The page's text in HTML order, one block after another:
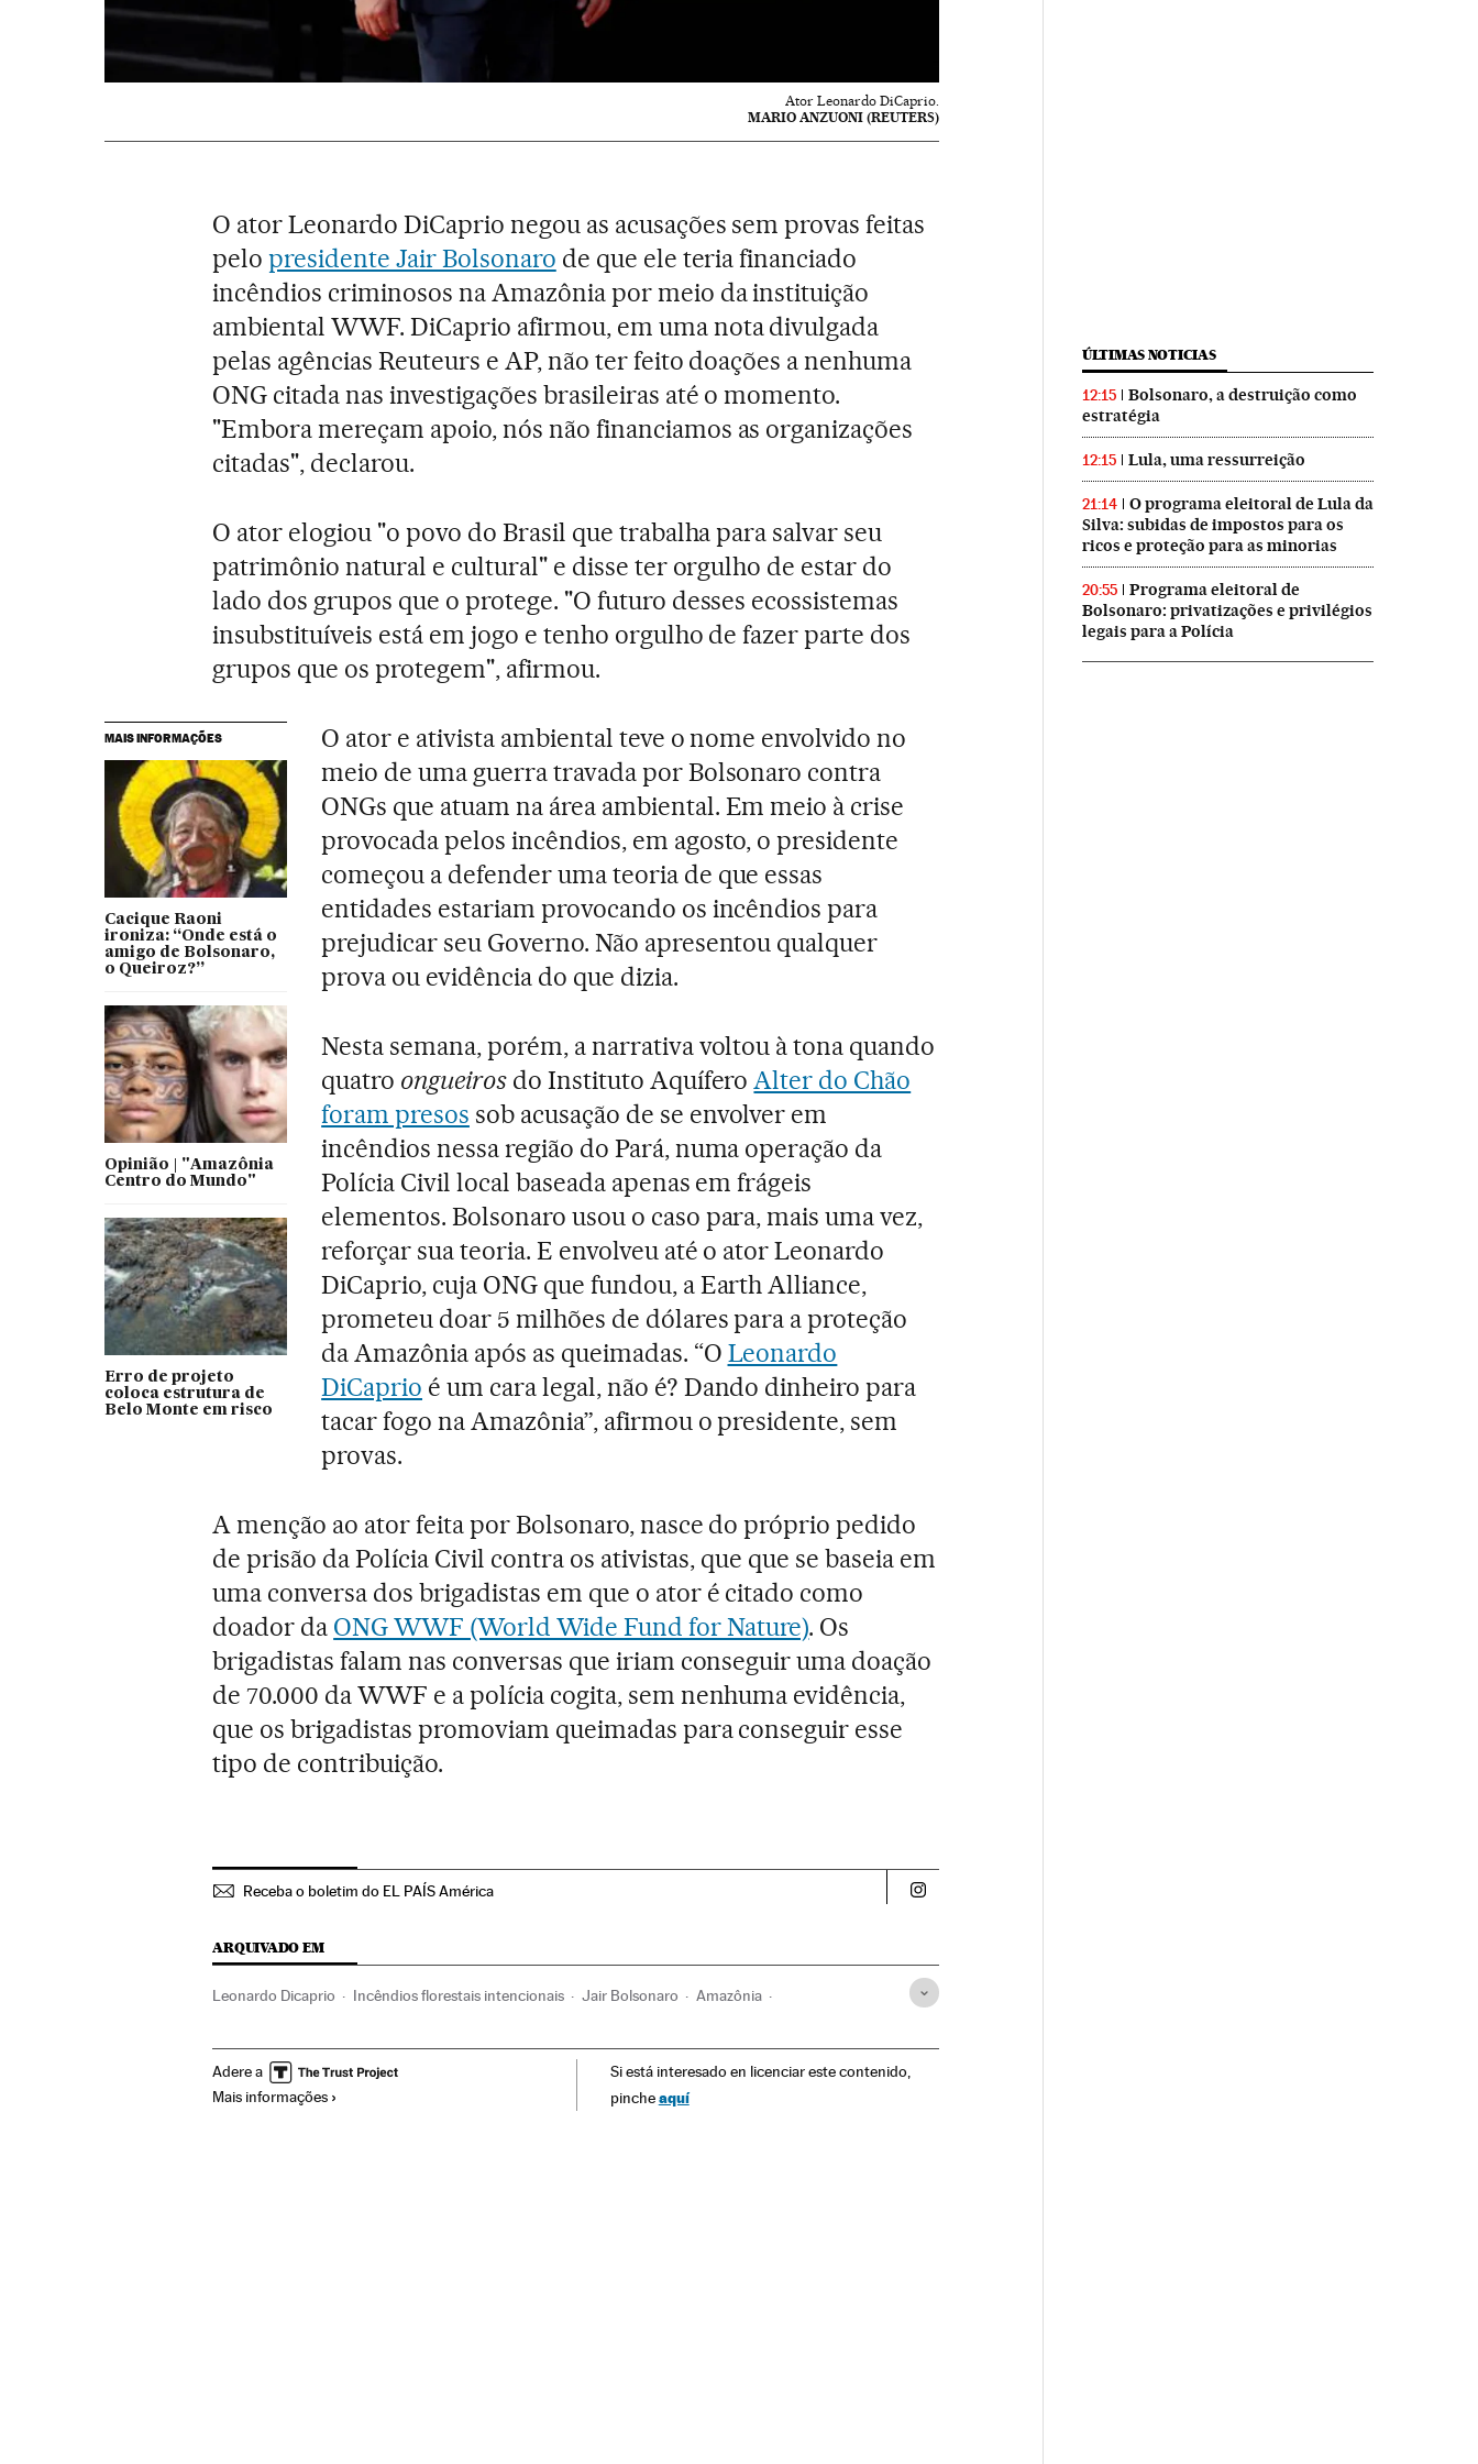
Ator Leonardo DiCaprio.
MARIO ANZUONI (REUTERS)
O ator Leonardo DiCaprio negou as acusações sem provas feitas
pelopresidente Jair Bolsonaro de que ele teria financiado
incêndios criminosos na Amazônia por meio da instituição
ambiental WWF. DiCaprio afirmou, em uma nota divulgada
pelas agências Reuteurs e AP, não ter feito doações a nenhuma
ONG citada nas investigações brasileiras até o momento.
"Embora mereçam apoio, nós não financiamos as organizações
citadas", declarou.
O ator elogiou "o povo do Brasil que trabalha para salvar seu
patrimônio natural e cultural" e disse ter orgulho de estar do
lado dos grupos que o protege. "O futuro desses ecossistemas
insubstituíveis está em jogo e tenho orgulho de fazer parte dos
grupos que os protegem", afirmou.
MAIS INFORMAÇÕES
Cacique Raoni
ironiza: “Onde está o
amigo de Bolsonaro,
o Queiroz?”
Opinião | "Amazônia
Centro do Mundo"
Erro de projeto
coloca estrutura de
Belo Monte em risco
O ator e ativista ambiental teve o nome envolvido no
meio de uma guerra travada por Bolsonaro contra
ONGs que atuam na área ambiental. Em meio à crise
provocada pelos incêndios, em agosto, o presidente
começou a defender uma teoria de que essas
entidades estariam provocando os incêndios para
prejudicar seu Governo. Não apresentou qualquer
prova ou evidência do que dizia.
Nesta semana, porém, a narrativa voltou à tona quando
quatro ongueirosdo Instituto AquíferoAlter do Chão
foram presos sob acusação de se envolver em
incêndios nessa região do Pará, numa operação da
Polícia Civil local baseada apenas em frágeis
elementos. Bolsonaro usou o caso para, mais uma vez,
reforçar sua teoria. E envolveu até o ator Leonardo
DiCaprio, cuja ONG que fundou, a Earth Alliance,
prometeu doar 5 milhões de dólares para a proteção
da Amazônia após as queimadas. “O Leonardo
DiCaprio é um cara legal, não é? Dando dinheiro para
tacar fogo na Amazônia”, afirmou o presidente, sem
provas.
A menção ao ator feita por Bolsonaro, nasce do próprio pedido
de prisão da Polícia Civil contra os ativistas, que que se baseia em
uma conversa dos brigadistas em que o ator é citado como
doador da ONG WWF (World Wide Fund for Nature). Os
brigadistas falam nas conversas que iriam conseguir uma doação
de 70.000 da WWF e a polícia cogita, sem nenhuma evidência,
que os brigadistas promoviam queimadas para conseguir esse
tipo de contribuição.
Receba o boletim do EL PAÍS América Politica El País Brasil en Instagram
ARQUIVADO EM
Leonardo Dicaprio Incêndios florestais intencionais Jair Bolsonaro Amazônia
Brasil Espaços naturais Acidentes América Latina América
Adere a
Mais informações
Si está interesado en licenciar este contenido,
pincheaquí
ÚLTIMAS NOTICIAS
12:15
Bolsonaro, a destruição como
estratégia
12:15 Lula, uma ressurreição
21:14
O programa eleitoral de Lula da
Silva: subidas de impostos para os
ricos e proteção para as minorias
20:55
Programa eleitoral de
Bolsonaro: privatizações e privilégios
legais para a Polícia